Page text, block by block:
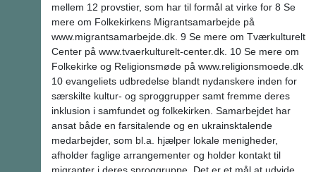
mellem 12 provstier, som har til formål at virke for 8 Se
mere om Folkekirkens Migrantsamarbejde på
www.migrantsamarbejde.dk. 9 Se mere om Tværkulturelt
Center på www.tvaerkulturelt-center.dk. 10 Se mere om
Folkekirke og Religionsmøde på www.religionsmoede.dk
10 evangeliets udbredelse blandt nydanskere inden for
særskilte kultur- og sproggrupper samt fremme deres
inklusion i samfundet og folkekirken. Samarbejdet har
ansat både en farsitalende og en ukrainsktalende
medarbejder, som bl.a. hjælper lokale menigheder,
afholder faglige arrangementer og holder kontakt til